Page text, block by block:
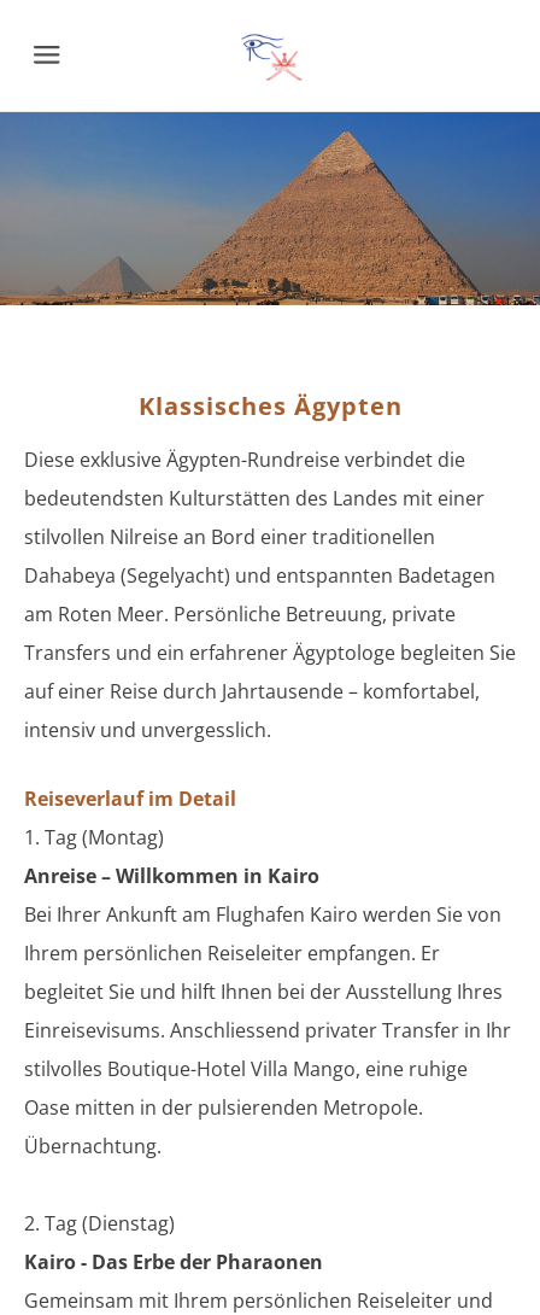
Menu
Klassisches Ägypten
Diese exklusive Ägypten-Rundreise verbindet die
bedeutendsten Kulturstätten des Landes mit einer
stilvollen Nilreise an Bord einer traditionellen
Dahabeya (Segelyacht) und entspannten Badetagen
am Roten Meer. Persönliche Betreuung, private
Transfers und ein erfahrener Ägyptologe begleiten Sie
auf einer Reise durch Jahrtausende – komfortabel,
intensiv und unvergesslich.
Reiseverlauf im Detail
1. Tag (Montag)
Anreise – Willkommen in Kairo
Bei Ihrer Ankunft am Flughafen Kairo werden Sie von
Ihrem persönlichen Reiseleiter empfangen. Er
begleitet Sie und hilft Ihnen bei der Ausstellung Ihres
Einreisevisums. Anschliessend privater Transfer in Ihr
stilvolles Boutique-Hotel Villa Mango, eine ruhige
Oase mitten in der pulsierenden Metropole.
Übernachtung.
2. Tag (Dienstag)
Kairo - Das Erbe der Pharaonen
Gemeinsam mit Ihrem persönlichen Reiseleiter und